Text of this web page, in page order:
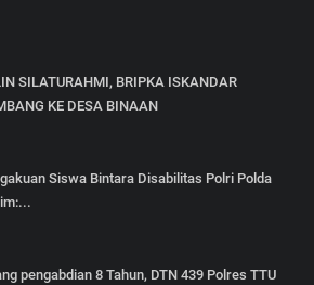
SILATURAHMI, BRIPKA ISKANDAR
KE DESA BINAAN
Siswa Bintara Disabilitas Polri Polda
pengabdian 8 Tahun, DTN 439 Polres TTU